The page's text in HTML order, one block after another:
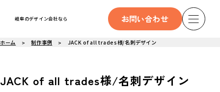
岐阜のデザイン会社なら お問い合わせ
ホーム 制作事例 JACK of all trades様/名刺デザイン
JACK of all trades様/名刺デザイン